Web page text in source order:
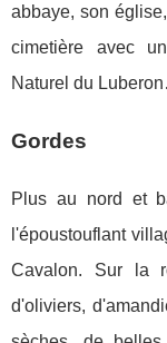
abbaye, son
cimetière avec
Naturel du
Gordes
Plus au nord et
l'époustouflant
Cavalon. Sur la
d'oliviers,